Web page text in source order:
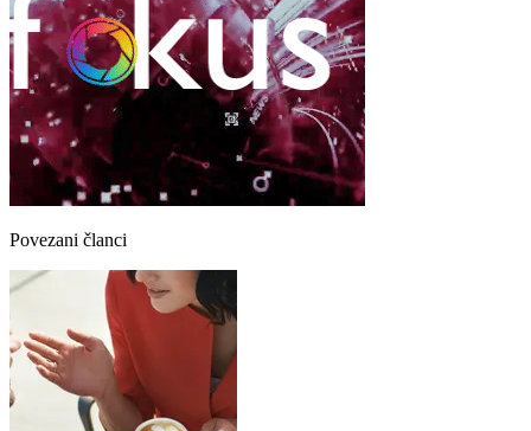
Povezani članci